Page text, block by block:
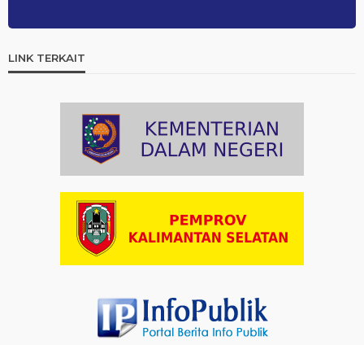
Ini Teks Lengkap Doa Kebangsaan Umat Kristen
Protestan di Monas
Artikel
Paduan Suara yang Menyatukan Harapan untuk
Indonesia
Dalam Zikir dan Doa Kebangsaan, Tio Menemukan
Makna Keberagaman
Artikel 01-08-2026 18:00
Kebangsaan di Monas
31-07-2026 16:04
LINK TERKAIT